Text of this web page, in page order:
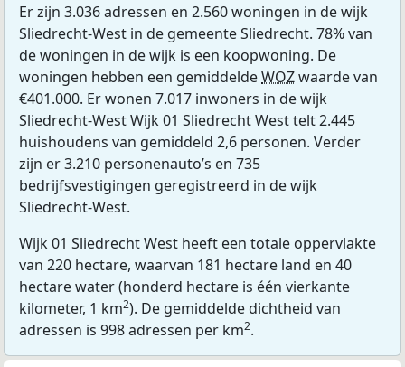
Er zijn 3.036 adressen en 2.560 woningen in de wijk
Sliedrecht-West in de gemeente Sliedrecht. 78% van
de woningen in de wijk is een koopwoning. De
woningen hebben een gemiddeldeWOZwaarde van
€401.000. Er wonen 7.017 inwoners in de wijk
Sliedrecht-West Wijk 01 Sliedrecht West telt 2.445
huishoudens van gemiddeld 2,6 personen. Verder
zijn er 3.210 personenauto’s en 735
bedrijfsvestigingen geregistreerd in de wijk
Sliedrecht-West.
Wijk 01 Sliedrecht West heeft een totale oppervlakte
van 220 hectare, waarvan 181 hectare land en 40
hectare water (honderd hectare is één vierkante
kilometer, 1 km2). De gemiddelde dichtheid van
adressen is 998 adressen per km2.